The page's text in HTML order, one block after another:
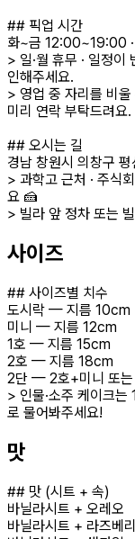
## 픽업 시간
화~금 12:00~19:00
> 일·월 휴무 · 일정이
인해주세요.
> 영업 중 자리를 비
미리 연락 부탁드려요.
## 오시는 길
경남 창원시 의창구
> 과학고 근처 · 주식
요 🍰
> 빌라 앞 정차 또는
사이즈
## 사이즈별 치수
도시락 — 지름 10cm
미니 — 지름 12cm
1호 — 지름 15cm
2호 — 지름 18cm
2단 — 2호+미니 또는
> 인물·소주 케이크는
로 물어봐주세요!
맛
## 맛 (시트 + 속)
바닐라시트 + 오레오
바닐라시트 + 라즈베